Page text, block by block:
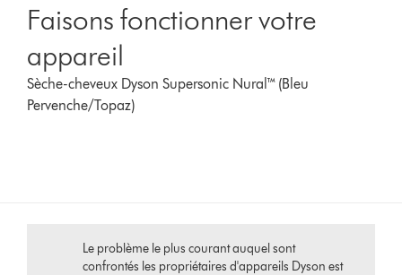
Faisons fonctionner votre
appareil
Sèche-cheveux Dyson Supersonic Nural™ (Bleu
Pervenche/Topaz)
Le problème le plus courant auquel sont
confrontés les propriétaires d'appareils Dyson est